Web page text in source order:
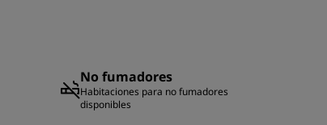
No fumadores
Habitaciones para no fumadores
disponibles